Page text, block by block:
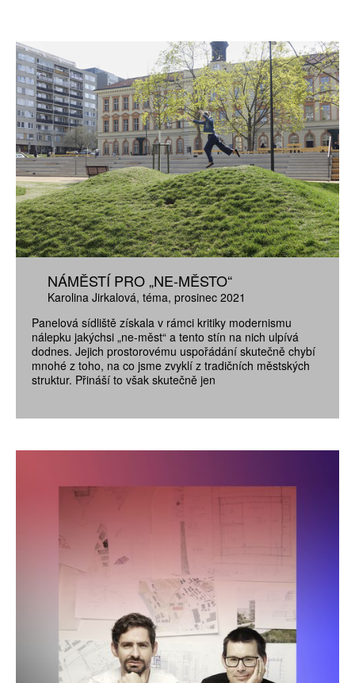
NÁMĚSTÍ PRO „NE-MĚSTO“
Karolina Jirkalová téma prosinec 2021
Panelová sídliště získala v rámci kritiky modernismu
nálepku jakýchsi „ne-měst“ a tento stín na nich ulpívá
dodnes. Jejich prostorovému uspořádání skutečně chybí
mnohé z toho, na co jsme zvyklí z tradičních městských
struktur. Přináší to však skutečně jen